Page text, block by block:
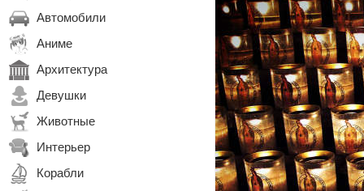
Автомобили
Аниме
Архитектура
Девушки
Животные
Интерьер
Корабли